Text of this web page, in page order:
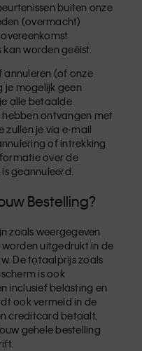
buiten onze
(overmacht)
worden geëist.
annuleren (of onze
je mogelijk geen
alle betaalde
ontvangen met
zullen je via e-mail
of intrekking
over de
geannuleerd.
Bestelling?
zoals weergegeven
uitgedrukt in de
De totaalprijs zoals
is ook
inclusief belasting en
ook vermeld in de
creditcard betaalt,
gehele bestelling